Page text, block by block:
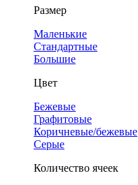
Размер
Маленькие
Стандартные
Большие
Цвет
Бежевые
Графитовые
Коричневые/бежевые
Серые
Количество ячеек